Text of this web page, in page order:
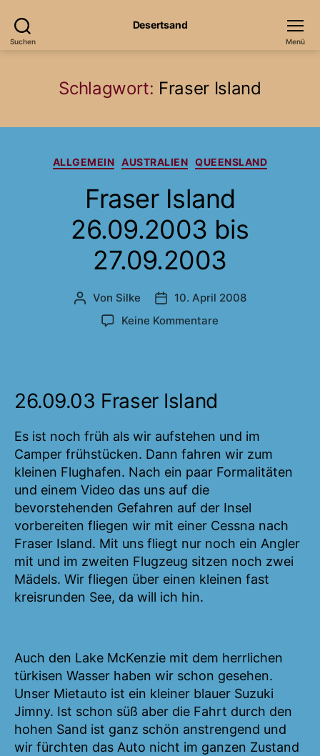
Suchen
Desertsand
Menü
Schlagwort: Fraser Island
Kategorien
ALLGEMEIN AUSTRALIEN QUEENSLAND
Fraser Island
26.09.2003 bis
27.09.2003
Beitragsautor
Von Silke Veröffentlichungsdatum
10. April 2008
Keine Kommentare
26.09.03 Fraser Island
Es ist noch früh als wir aufstehen und im
Camper frühstücken. Dann fahren wir zum
kleinen Flughafen. Nach ein paar Formalitäten
und einem Video das uns auf die
bevorstehenden Gefahren auf der Insel
vorbereiten fliegen wir mit einer Cessna nach
Fraser Island. Mit uns fliegt nur noch ein Angler
mit und im zweiten Flugzeug sitzen noch zwei
Mädels. Wir fliegen über einen kleinen fast
kreisrunden See, da will ich hin.
Auch den Lake McKenzie mit dem herrlichen
türkisen Wasser haben wir schon gesehen.
Unser Mietauto ist ein kleiner blauer Suzuki
Jimny. Ist schon süß aber die Fahrt durch den
hohen Sand ist ganz schön anstrengend und
wir fürchten das Auto nicht im ganzen Zustand